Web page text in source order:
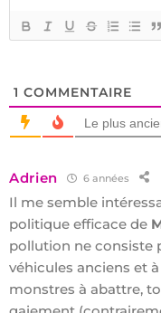
1 COMMENTAIRE
Le plus
Adrien 6 années
Il me semble
politique efficace de
pollution ne consiste
véhicules anciens et
monstres à abattre,